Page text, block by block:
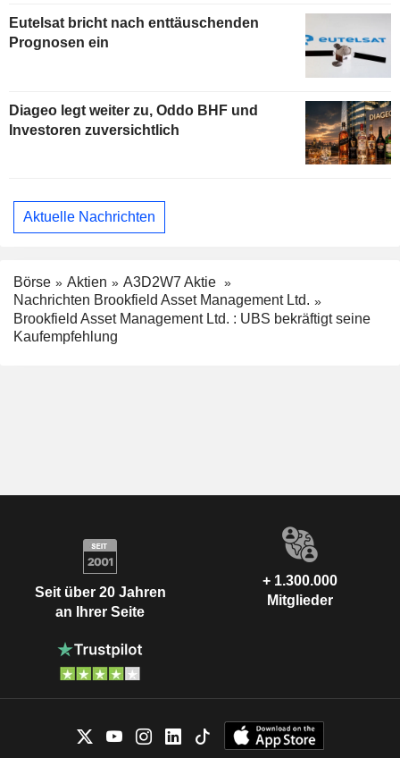
Eutelsat bricht nach enttäuschenden
Prognosen ein
Diageo legt weiter zu, Oddo BHF und
Investoren zuversichtlich
Aktuelle Nachrichten
Börse Aktien
A3D2W7 Aktie
Nachrichten Brookfield Asset Management Ltd.
Brookfield Asset Management Ltd. : UBS bekräftigt seine
Kaufempfehlung
Seit über 20 Jahren
an Ihrer Seite
+ 1.300.000
Mitglieder